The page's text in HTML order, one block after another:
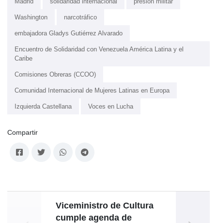
Washington narcotráfico
embajadora Gladys Gutiérrez Alvarado
Encuentro de Solidaridad con Venezuela América Latina y el
Caribe
Comisiones Obreras (CCOO)
Comunidad Internacional de Mujeres Latinas en Europa
Izquierda Castellana Voces en Lucha
Compartir
Viceministro de Cultura
cumple agenda de